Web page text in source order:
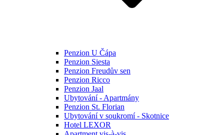
Penzion U Čápa
Penzion Siesta
Penzion Freudův sen
Penzion Ricco
Penzion Jaal
Ubytování - Apartmány
Penzion St. Florian
Ubytování v soukromí - Skotnice
Hotel LEXOR